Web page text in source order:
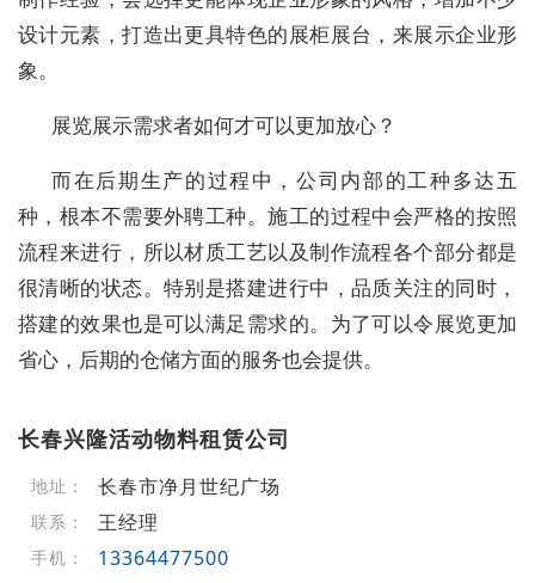
设计元素，打造出更具特色的展柜展台，来展示企业形
象。
展览展示需求者如何才可以更加放心？
而在后期生产的过程中，公司内部的工种多达五
种，根本不需要外聘工种。施工的过程中会严格的按照
流程来进行，所以材质工艺以及制作流程各个部分都是
很清晰的状态。特别是搭建进行中，品质关注的同时，
搭建的效果也是可以满足需求的。为了可以令展览更加
省心，后期的仓储方面的服务也会提供。
长春兴隆活动物料租赁公司
地址： 长春市净月世纪广场
联系： 王经理
手机： 13364477500